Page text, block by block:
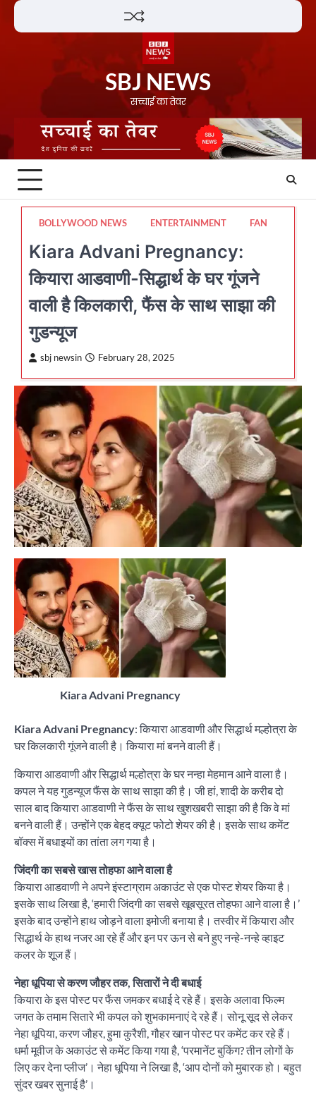
Skip
SBJ NEWS
सच्चाई का तेवर
BOLLYWOOD NEWS ENTERTAINMENT FAN
Kiara Advani Pregnancy:
कियारा आडवाणी-सिद्धार्थ के घर गूंजने
वाली है किलकारी, फैंस के साथ साझा की
गुडन्यूज
sbj newsin February 28, 2025
Kiara Advani Pregnancy
Kiara Advani Pregnancy: कियारा आडवाणी और सिद्धार्थ मल्होत्रा के
घर किलकारी गूंजने वाली है। कियारा मां बनने वाली हैं।
कियारा आडवाणी और सिद्धार्थ मल्होत्रा के घर नन्हा मेहमान आने वाला है।
कपल ने यह गुडन्यूज फैंस के साथ साझा की है। जी हां, शादी के करीब दो
साल बाद कियारा आडवाणी ने फैंस के साथ खुशखबरी साझा की है कि वे मां
बनने वाली हैं। उन्होंने एक बेहद क्यूट फोटो शेयर की है। इसके साथ कमेंट
बॉक्स में बधाइयों का तांता लग गया है।
जिंदगी का सबसे खास तोहफा आने वाला है
कियारा आडवाणी ने अपने इंस्टाग्राम अकाउंट से एक पोस्ट शेयर किया है।
इसके साथ लिखा है, ‘हमारी जिंदगी का सबसे खूबसूरत तोहफा आने वाला है।’
इसके बाद उन्होंने हाथ जोड़ने वाला इमोजी बनाया है। तस्वीर में कियारा और
सिद्धार्थ के हाथ नजर आ रहे हैं और इन पर ऊन से बने हुए नन्हे-नन्हे व्हाइट
कलर के शूज हैं।
नेहा धूपिया से करण जौहर तक, सितारों ने दी बधाई
कियारा के इस पोस्ट पर फैंस जमकर बधाई दे रहे हैं। इसके अलावा फिल्म
जगत के तमाम सितारे भी कपल को शुभकामनाएं दे रहे हैं। सोनू सूद से लेकर
नेहा धूपिया, करण जौहर, हुमा कुरैशी, गौहर खान पोस्ट पर कमेंट कर रहे हैं।
धर्मा मूवीज के अकाउंट से कमेंट किया गया है, ‘परमानेंट बुकिंग? तीन लोगों के
लिए कर देना प्लीज’। नेहा धूपिया ने लिखा है, ‘आप दोनों को मुबारक हो। बहुत
सुंदर खबर सुनाई है’।